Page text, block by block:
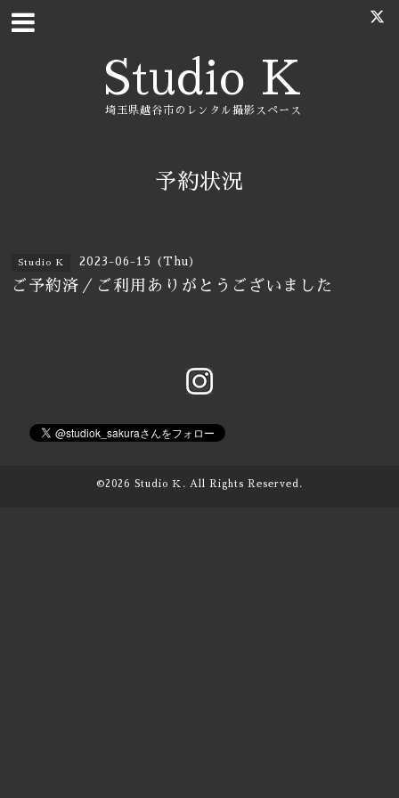
Studio K
埼玉県越谷市のレンタル撮影スペース
予約状況
Studio K 2023-06-15 (Thu)
ご予約済／ご利用ありがとうございました
©2026 Studio Ｋ . All Rights Reserved.